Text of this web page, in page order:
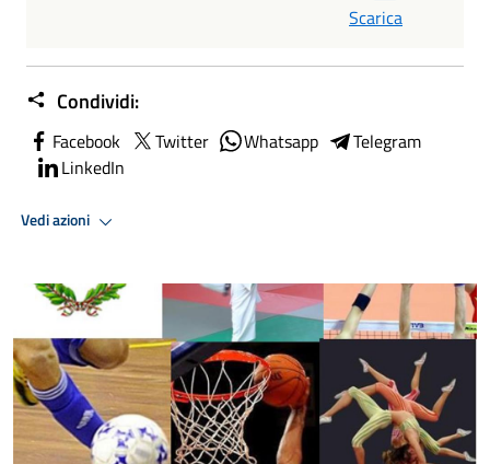
Scarica
Condividi:
Facebook Twitter Whatsapp
Telegram
LinkedIn
Vedi azioni